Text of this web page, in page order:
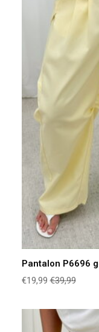
Pantalon P6696
€19,99 €39,99